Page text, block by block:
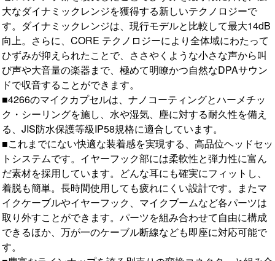
大なダイナミックレンジを獲得する新しいテクノロジーで
す。ダイナミックレンジは、現行モデルと比較して最大14dB
向上。さらに、CORE テクノロジーにより全体域にわたって
ひずみが抑えられたことで、ささやくような小さな声から叫
び声や大音量の楽器まで、極めて明瞭かつ自然なDPAサウン
ドで収音することができます。
■4266のマイクカプセルは、ナノコーティングとハーメチッ
ク・シーリングを施し、水や湿気、塵に対する耐久性を備え
る、JIS防水保護等級IP58規格に適合しています。
■これまでにない快適な装着感を実現する、高品位ヘッドセッ
トシステムです。イヤーフック部には柔軟性と弾力性に富ん
だ素材を採用しています。どんな耳にも確実にフィットし、
着脱も簡単。長時間使用しても疲れにくい設計です。またマ
イクケーブルやイヤーフック、マイクブームなど各パーツは
取り外すことができます。パーツを組み合わせて自由に構成
できるほか、万が一のケーブル断線なども即座に対応可能で
す。